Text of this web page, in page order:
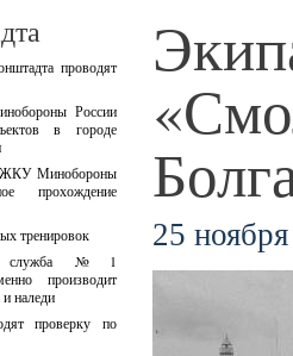
проводят
России
в городе
Минобороны
прохождение
тренировок
служба №1
производит
и наледи
проверку по
25